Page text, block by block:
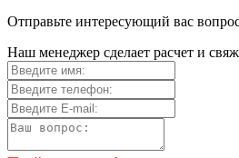
Отправьте интересующий вас
Haш мeнeджep cдeлaeт pacчeт и